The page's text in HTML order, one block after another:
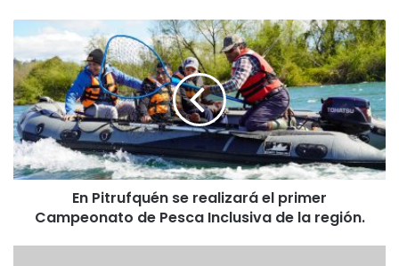
P
i
t
r
u
f
q
En Pitrufquén se realizará el primer
Campeonato de Pesca Inclusiva de la región.